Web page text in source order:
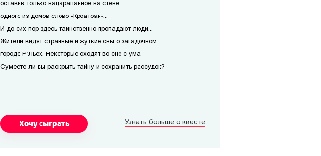
оставив только нацарапанное на стене
одного из домов слово «Кроатоан»...
И до сих пор здесь таинственно пропадают люди...
Жители видят странные и жуткие сны о загадочном
городе Р’Льех. Некоторые сходят во сне с ума.
Сумеете ли вы раскрыть тайну и сохранить рассудок?
Хочу сыграть Узнать больше о квесте